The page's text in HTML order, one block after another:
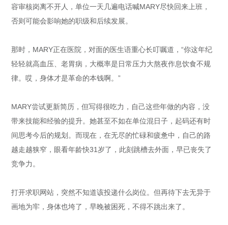
容审核岗离不开人，单位一天几遍电话喊MARY尽快回来上班，
否则可能会影响她的职级和后续发展。
那时，MARY正在医院，对面的医生语重心长叮嘱道，“你这年纪
轻轻就高血压、老胃病，大概率是日常压力大熬夜作息饮食不规
律。哎，身体才是革命的本钱啊。”
MARY尝试更新简历，但写得很吃力，自己这些年做的内容，没
带来技能和经验的提升。她甚至不如在单位混日子，起码还有时
间思考今后的规划。而现在，在无尽的忙碌和疲惫中，自己的路
越走越狭窄，眼看年龄快31岁了，此刻跳槽去外面，早已丧失了
竞争力。
打开求职网站，突然不知道该投递什么岗位。但再待下去无异于
画地为牢，身体也垮了，早晚被困死，不得不跳出来了。